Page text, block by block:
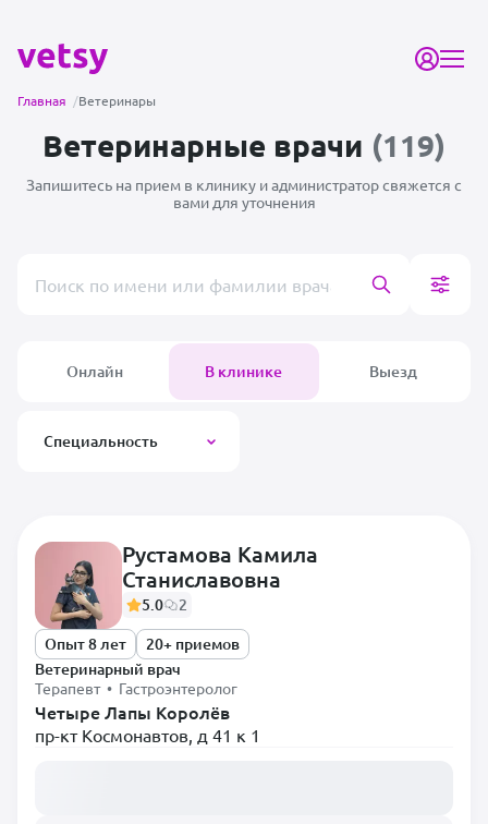
Главная /Ветеринары
Ветеринарные врачи (119)
Запишитесь на прием в клинику и администраторсвяжется с
вами для уточнения
Онлайн В клинике Выезд
Специальность
Самые популярные
Диетолог
Терапевт
Анестезиолог
Вирусолог
Рустамова Камила
Станиславовна
5.0
2
Опыт 8 лет
20+ приемов
Ветеринарный врач
Терапевт • Гастроэнтеролог
Четыре Лапы Королёв
пр-кт Космонавтов, д 41 к 1